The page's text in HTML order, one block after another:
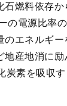
燃料依存か
の電源比率
エネルギー
産地消に励
素を吸収す